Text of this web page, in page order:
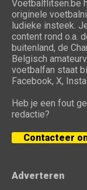
Voetbalflitsen.be
originele
ludieke insteek.
content rond o.a.
buitenland, de
Belgisch
voetbalfan staat
Facebook, X,
Heb je een fout
redactie?
Contacteer
Adverteren